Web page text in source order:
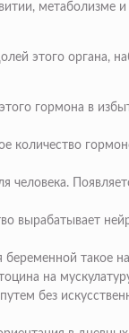
метаболизме
этого органа,
гормона в
количество
человека.
вырабатывает
беременной такое
на
без